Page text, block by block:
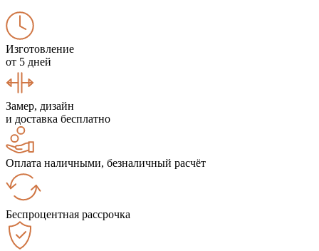
Изготовление
от 5 дней
Замер, дизайн
и доставка бесплатно
Оплата наличными, безналичный расчёт
Беспроцентная рассрочка